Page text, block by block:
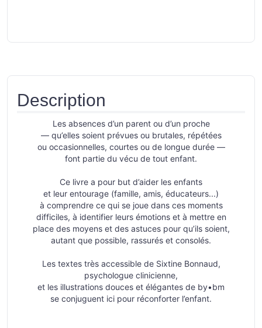
Description
Les absences d’un parent ou d’un proche
— qu’elles soient prévues ou brutales, répétées
ou occasionnelles, courtes ou de longue durée —
font partie du vécu de tout enfant.
Ce livre a pour but d’aider les enfants
et leur entourage (famille, amis, éducateurs...)
à comprendre ce qui se joue dans ces moments
difficiles, à identifier leurs émotions et à mettre en
place des moyens et des astuces pour qu’ils soient,
autant que possible, rassurés et consolés.
Les textes très accessible de Sixtine Bonnaud,
psychologue clinicienne,
et les illustrations douces et élégantes de by•bm
se conjuguent ici pour réconforter l’enfant.